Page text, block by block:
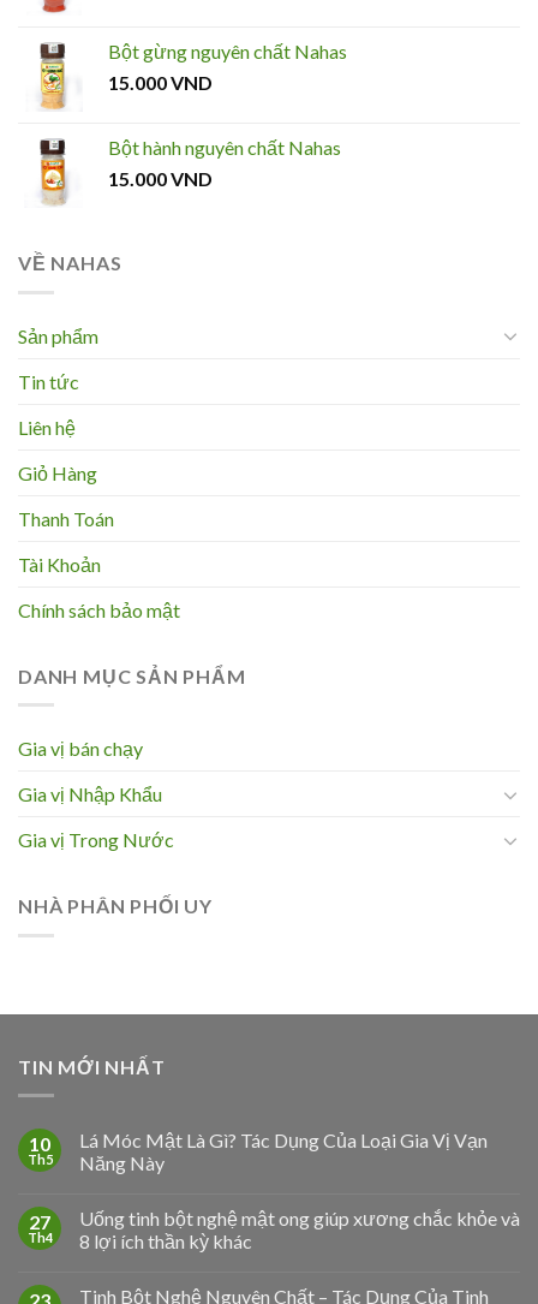
Bột gừng nguyên chất Nahas
15.000VND
Bột hành nguyên chất Nahas
15.000VND
VỀ NAHAS
Sản phẩm
Tin tức
Liên hệ
Giỏ Hàng
Thanh Toán
Tài Khoản
Chính sách bảo mật
DANH MỤC SẢN PHẨM
Gia vị bán chạy
Gia vị Nhập Khẩu
Gia vị Trong Nước
NHÀ PHÂN PHỐI UY
TIN MỚI NHẤT
10
Th5
Lá Móc Mật Là Gì? Tác Dụng Của Loại Gia Vị Vạn
Năng Này
27
Th4
Uống tinh bột nghệ mật ong giúp xương chắc khỏe và
8 lợi ích thần kỳ khác
Tinh Bột Nghệ Nguyên Chất – Tác Dụng Của Tinh